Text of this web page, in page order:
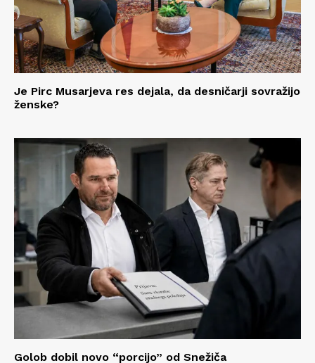
Je Pirc Musarjeva res dejala, da desničarji sovražijo
ženske?
Golob dobil novo “porcijo” od Snežiča